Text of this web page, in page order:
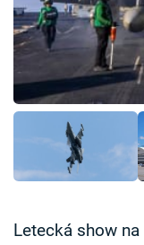
TV Program
Časopis
Sledujte
Přihlášení
Sledujte nás
Letecká show